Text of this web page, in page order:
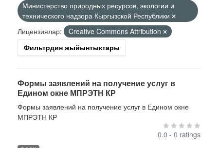
Министерство природных ресурсов, экологии и
технического надзора Кыргызской Республики
Лицензиялар:
Creative Commons Attribution
Фильтрдин жыйынтыктары
Формы заявлений на получение услуг в
Едином окне МПРЭТН КР
Формы заявлений на получение услуг в Едином окне
МПРЭТН КР
0.0 - 0 ratings